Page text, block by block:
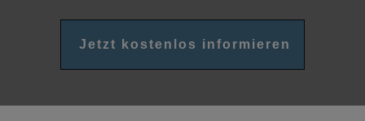
Jetzt kostenlos informieren